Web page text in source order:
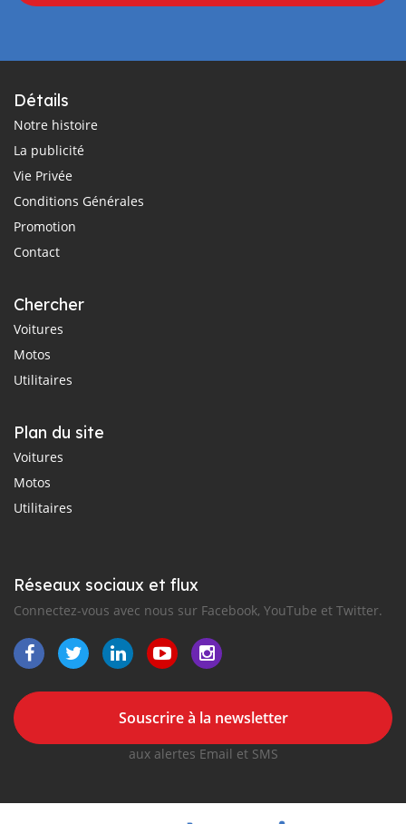
Détails
Notre histoire
La publicité
Vie Privée
Conditions Générales
Promotion
Contact
Chercher
Voitures
Motos
Utilitaires
Plan du site
Voitures
Motos
Utilitaires
Réseaux sociaux et flux
Connectez-vous avec nous sur Facebook, YouTube et Twitter.
Souscrire à la newsletter
aux alertes Email et SMS